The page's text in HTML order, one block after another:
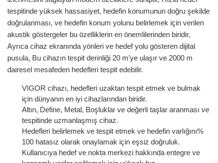
tespitinde yüksek hassasiyet, hedefin konumunun doğru şekilde
doğrulanması, ve hedefin konum yolunu belirlemek için verilen
akustik göstergeler bu özelliklerin en önemlilerinden biridir,
Ayrıca cihaz ekranında yönleri ve hedef yolu gösteren dijital
pusula, Bu cihazın tespit derinliği 20 m’ye ulaşır ve 2000 m
dairesel mesafeden hedefleri tespit edebilir.
VIGOR cihazı, hedefleri uzaktan tespit etmek ve bulmak
için dünyanın en iyi cihazlarından biridir.
Altın, Define, Metal, Boşluklar ve değerli taşlar aranması ve
tespitinde uzmanlaşmış cihaz.
Hedefleri belirlemek ve tespit etmek ve hedefin varlığını%
100 hatasız olarak onaylamak için eşsiz doğruluk.
Kullanıcıya hedef ve nokta merkezi hakkında entegre ve